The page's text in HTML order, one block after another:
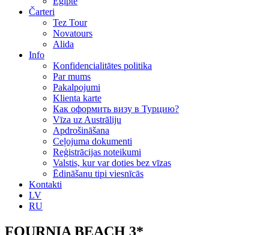
Čarteri
Tez Tour
Novatours
Alida
Info
Konfidencialitātes politika
Par mums
Рakalpojumi
Klienta karte
Как оформить визу в Турцию?
Vīza uz Austrāliju
Apdrošināšana
Ceļojuma dokumenti
Reģistrācijas noteikumi
Valstis, kur var doties bez vīzas
Ēdināšanu tipi viesnīcās
Kontakti
LV
RU
FOURNIA BEACH 3*